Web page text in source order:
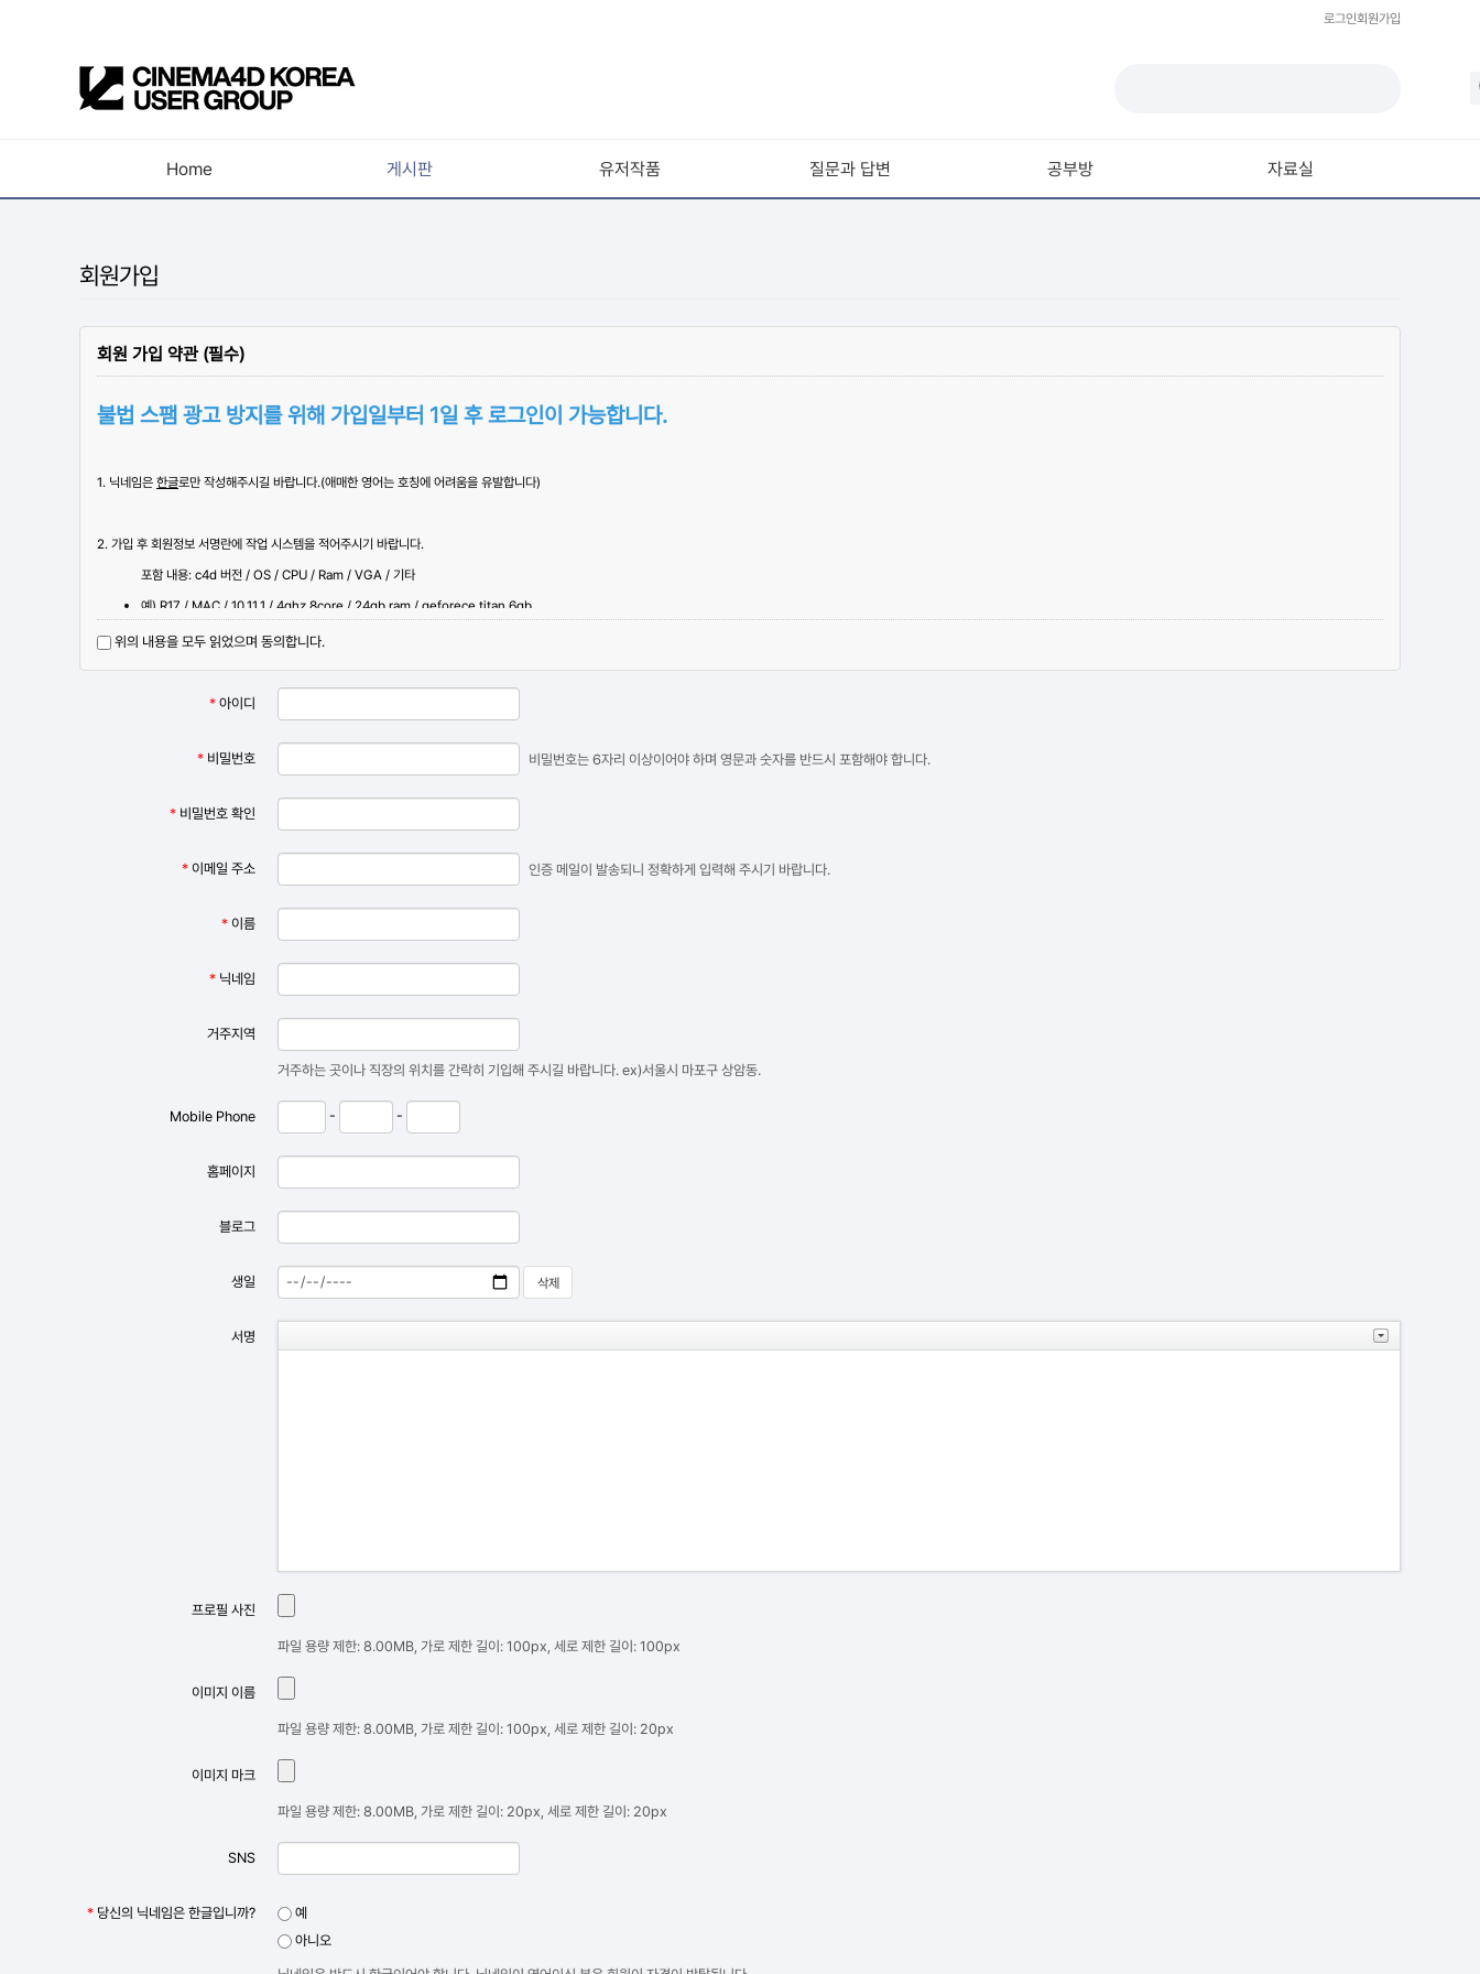
로그인회원가입
Home 게시판
사진첩
구인 / 홍보 / 프로젝트 의뢰
유저그룹세미나
유저작품 질문과 답변 공부방 자료실
애니메이션 / 리깅 / XPresso
회원가입
회원 가입 약관 (필수)
불법 스팸 광고 방지를 위해 가입일부터 1일 후 로그인이 가능합니다.
1. 닉네임은 한글로만 작성해주시길 바랍니다.(애매한 영어는 호칭에 어려움을 유발합니다)
2. 가입 후 회원정보 서명란에 작업 시스템을 적어주시기 바랍니다.
포함 내용: c4d 버전 / OS / CPU / Ram / VGA / 기타
예) R17 / MAC / 10.11.1 / 4ghz 8core / 24gb ram / geforece titan 6gb
3. 불법광고를 게재할 시 계정은 영구 정지됩니다.
4. 가입관련 문의 사항은 c4dusergroup@gmail.com 로 해주세요.
불법 스팸 광고 방지를 위해 가입일부터 1일 후 로그인이 가능합니다.
위의 내용을 모두 읽었으며 동의합니다.
* 아이디
* 비밀번호 비밀번호는 6자리 이상이어야 하며 영문과 숫자를 반드시 포함해야 합니다.
* 비밀번호 확인
* 이메일 주소 인증 메일이 발송되니 정확하게 입력해 주시기 바랍니다.
* 이름
* 닉네임
거주지역
거주하는 곳이나 직장의 위치를 간락히 기입해 주시길 바랍니다. ex)서울시 마포구 상암동.
Mobile Phone - -
홈페이지
블로그
생일
서명
프로필 사진
파일 용량 제한: 8.00MB, 가로 제한 길이: 100px, 세로 제한 길이: 100px
이미지 이름
파일 용량 제한: 8.00MB, 가로 제한 길이: 100px, 세로 제한 길이: 20px
이미지 마크
파일 용량 제한: 8.00MB, 가로 제한 길이: 20px, 세로 제한 길이: 20px
SNS
* 당신의 닉네임은 한글입니까?
예
아니오